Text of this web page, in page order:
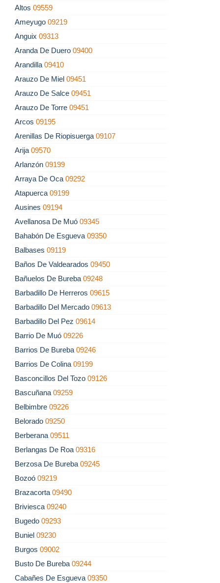
Altos 09559
Ameyugo 09219
Anguix 09313
Aranda De Duero 09400
Arandilla 09410
Arauzo De Miel 09451
Arauzo De Salce 09451
Arauzo De Torre 09451
Arcos 09195
Arenillas De Riopisuerga 09107
Arija 09570
Arlanzón 09199
Arraya De Oca 09292
Atapuerca 09199
Ausines 09194
Avellanosa De Muó 09345
Bahabón De Esgueva 09350
Balbases 09119
Baños De Valdearados 09450
Bañuelos De Bureba 09248
Barbadillo De Herreros 09615
Barbadillo Del Mercado 09613
Barbadillo Del Pez 09614
Barrio De Muó 09226
Barrios De Bureba 09246
Barrios De Colina 09199
Basconcillos Del Tozo 09126
Bascuñana 09259
Belbimbre 09226
Belorado 09250
Berberana 09511
Berlangas De Roa 09316
Berzosa De Bureba 09245
Bozoó 09219
Brazacorta 09490
Briviesca 09240
Bugedo 09293
Buniel 09230
Burgos 09002
Busto De Bureba 09244
Cabañes De Esgueva 09350